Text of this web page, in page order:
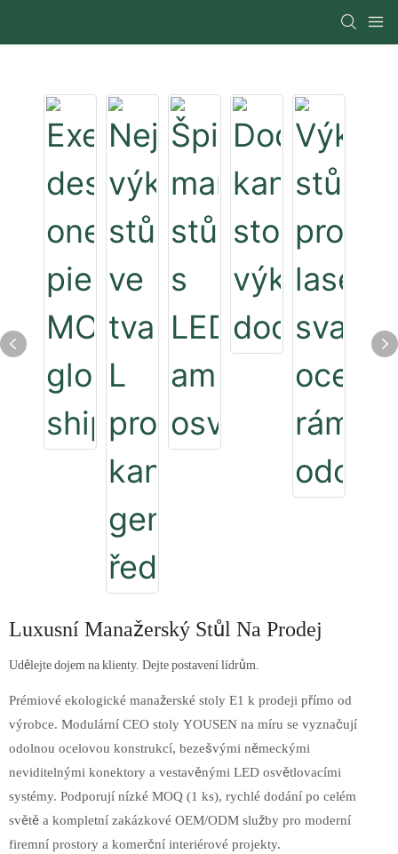
Luxusní Manažerský Stůl Na Prodej
Udělejte dojem na klienty. Dejte postavení lídrům.
Prémiové ekologické manažerské stoly E1 k prodeji přímo od
výrobce. Modulární CEO stoly YOUSEN na míru se vyznačují
odolnou ocelovou konstrukcí, bezešvými německými
neviditelnými konektory a vestavěnými LED osvětlovacími
systémy. Podporují nízké MOQ (1 ks), rychlé dodání po celém
světě a kompletní zakázkové OEM/ODM služby pro moderní
firemní prostory a komerční interiérové ​​projekty.